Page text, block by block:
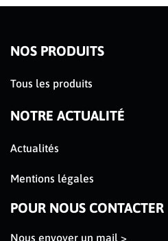
NOS PRODUITS
Tous les produits
NOTRE ACTUALITÉ
Actualités
Mentions légales
POUR NOUS CONTACTER
Nous envoyer un mail >